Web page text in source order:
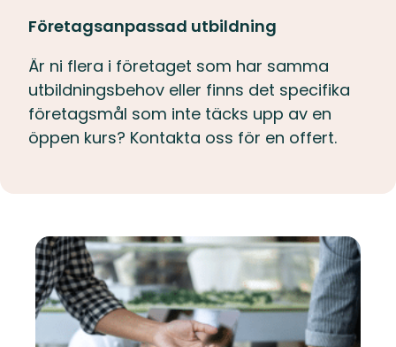
Företagsanpassad utbildning
Är ni flera i företaget som har samma
utbildningsbehov eller finns det specifika
företagsmål som inte täcks upp av en
öppen kurs? Kontakta oss för en offert.